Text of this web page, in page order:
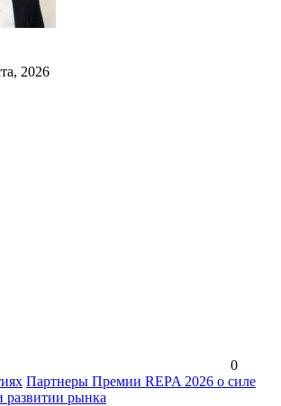
2026
0
Партнеры Премии REPA 2026 о силе
развитии рынка